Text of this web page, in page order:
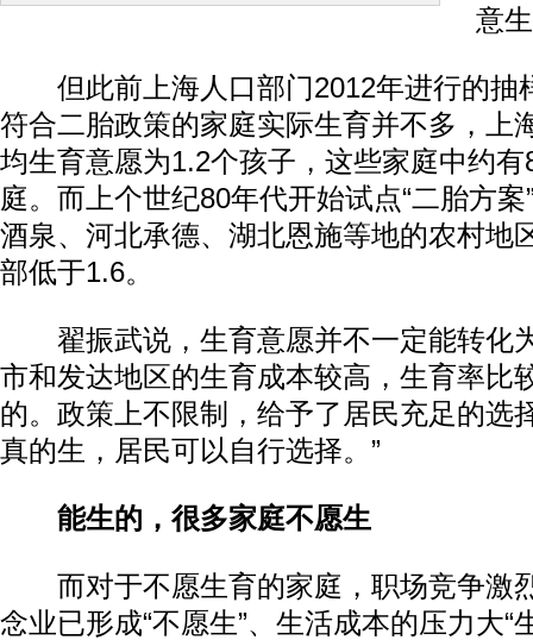
意
但此前上海人口部门2012年进行的抽
符合二胎政策的家庭实际生育并不多，上
均生育意愿为1.2个孩子，这些家庭中约有
庭。而上个世纪80年代开始试点“二胎方
酒泉、河北承德、湖北恩施等地的农村地
部低于1.6。
翟振武说，生育意愿并不一定能转化
市和发达地区的生育成本较高，生育率比
的。政策上不限制，给予了居民充足的选
真的生，居民可以自行选择。”
能生的，很多家庭不愿生
而对于不愿生育的家庭，职场竞争激烈
念业已形成“不愿生”、生活成本的压力大“